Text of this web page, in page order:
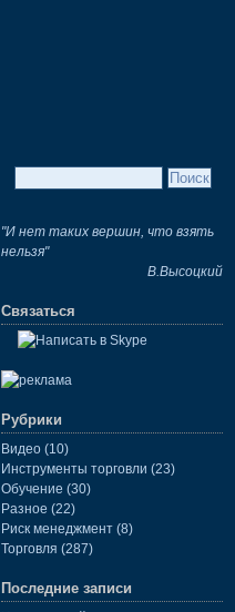
"И нет таких вершин, что взять
нельзя"
В.Высоцкий
Связаться
Рубрики
Видео (10)
Инструменты торговли (23)
Обучение (30)
Разное (22)
Риск менеджмент (8)
Торговля (287)
Последние записи